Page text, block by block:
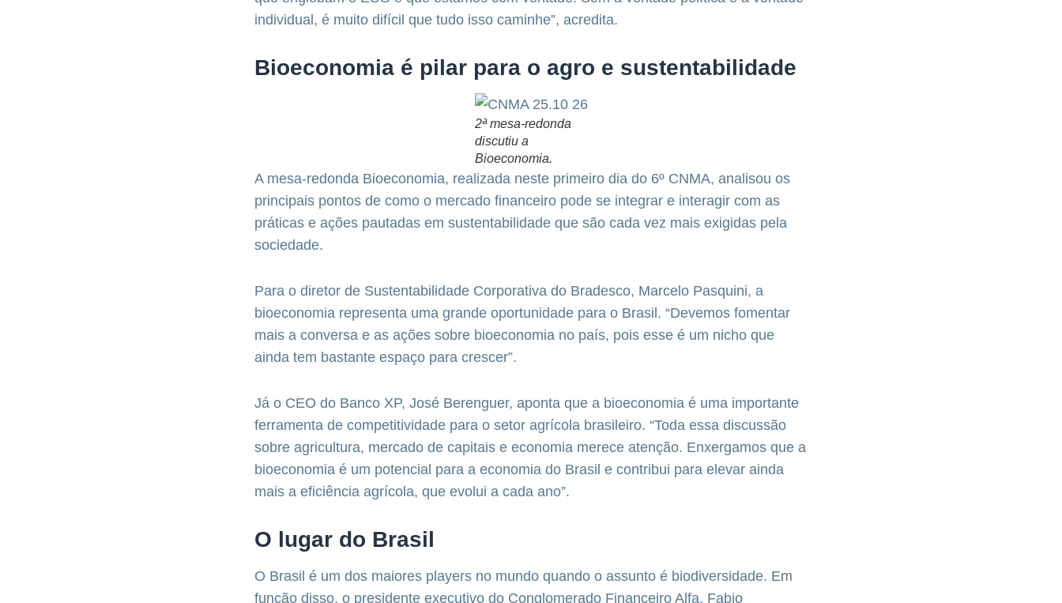
individual, é muito difícil que tudo isso caminhe”, acredita.
Bioeconomia é pilar para o agro e sustentabilidade
2ª mesa-redonda
discutiu a
Bioeconomia.
A mesa-redonda Bioeconomia, realizada neste primeiro dia do 6º CNMA, analisou os
principais pontos de como o mercado financeiro pode se integrar e interagir com as
práticas e ações pautadas em sustentabilidade que são cada vez mais exigidas pela
sociedade.
Para o diretor de Sustentabilidade Corporativa do Bradesco, Marcelo Pasquini, a
bioeconomia representa uma grande oportunidade para o Brasil. “Devemos fomentar
mais a conversa e as ações sobre bioeconomia no país, pois esse é um nicho que
ainda tem bastante espaço para crescer”.
Já o CEO do Banco XP, José Berenguer, aponta que a bioeconomia é uma importante
ferramenta de competitividade para o setor agrícola brasileiro. “Toda essa discussão
sobre agricultura, mercado de capitais e economia merece atenção. Enxergamos que a
bioeconomia é um potencial para a economia do Brasil e contribui para elevar ainda
mais a eficiência agrícola, que evolui a cada ano”.
O lugar do Brasil
O Brasil é um dos maiores players no mundo quando o assunto é biodiversidade. Em
função disso, o presidente executivo do Conglomerado Financeiro Alfa, Fabio